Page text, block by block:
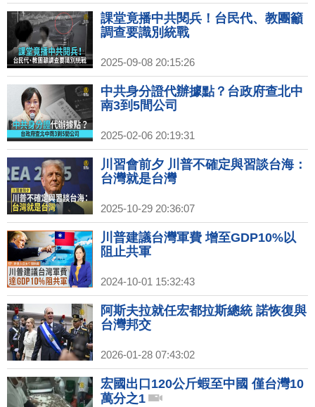
課堂竟播中共閱兵！台民代、教團籲
調查要識別統戰
2025-09-08 20:15:26
中共身分證代辦據點？台政府查北中
南3到5間公司
2025-02-06 20:19:31
川習會前夕 川普不確定與習談台海：
台灣就是台灣
2025-10-29 20:36:07
川普建議台灣軍費 增至GDP10%以
阻止共軍
2024-10-01 15:32:43
阿斯夫拉就任宏都拉斯總統 諾恢復與
台灣邦交
2026-01-28 07:43:02
宏國出口120公斤蝦至中國 僅台灣10
萬分之1